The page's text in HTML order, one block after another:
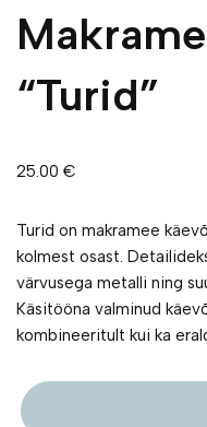
“Turid”
25.00 €
Turid on makramee
kolmest osast.
värvusega metalli ning
Käsitööna valminud
kombineeritult kui ka